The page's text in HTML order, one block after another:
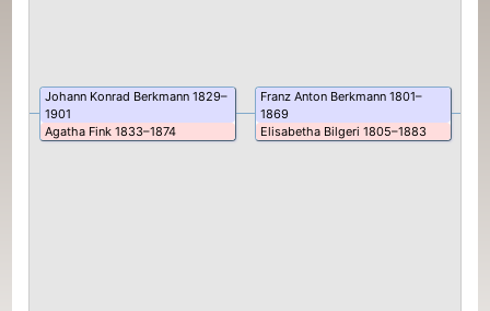
Johann Konrad Berkmann 1829–
1901
Agatha Fink 1833–1874
Franz Anton Berkmann 1801–
1869
Elisabetha Bilgeri 1805–1883